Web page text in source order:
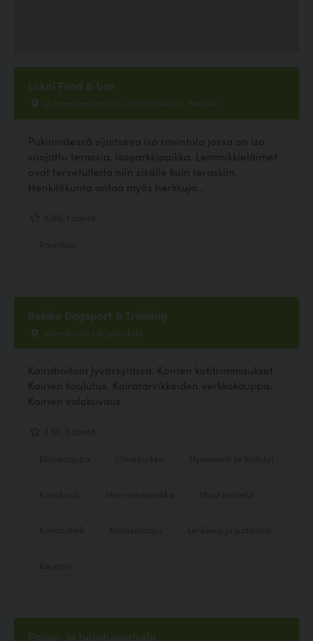
Lokal Food & bar
pukinmäenkaari 18, 00780 Helsinki, Helsinki
Pukinmäessä sijaitseva iso ravintola jossa on iso
suojattu terassia, isoparkkipaikka. Lemmikkieläimet
ovat tervetulleita niin sisälle kuin terassiin.
Henkilökunta antaa myös herkkuja...
Rekiko Dogsport & Training
Remulantie 114, Jyväskylä
Koirahoitola Jyväskylässä. Koirien kotitrimmaukset.
Koirien koulutus. Koiratarvikkeiden verkkokauppa.
Koirien valokuvaus.
Paino- ja tulostuspalvelu